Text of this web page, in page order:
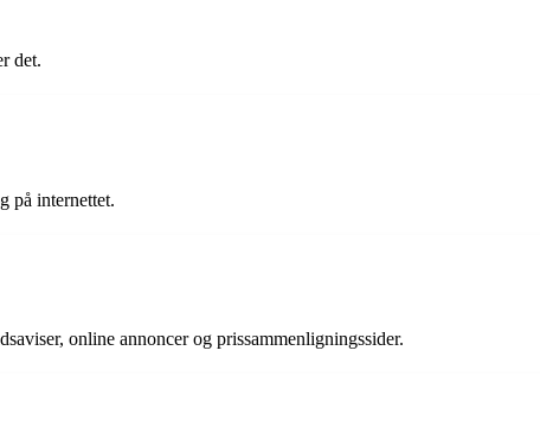
det.
på internettet.
online annoncer og prissammenligningssider.